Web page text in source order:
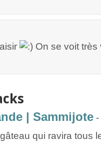
On se voit
| Sammijote -
qui ravira tous